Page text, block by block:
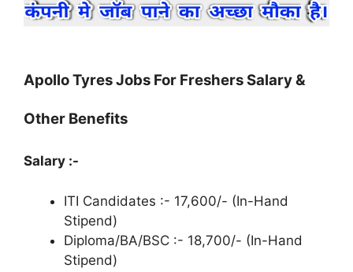
Apollo Tyres Jobs For Freshers Salary &
Other Benefits
Salary :-
ITI Candidates :- 17,600/- (In-Hand
Stipend)
Diploma/BA/BSC :- 18,700/- (In-Hand
Stipend)